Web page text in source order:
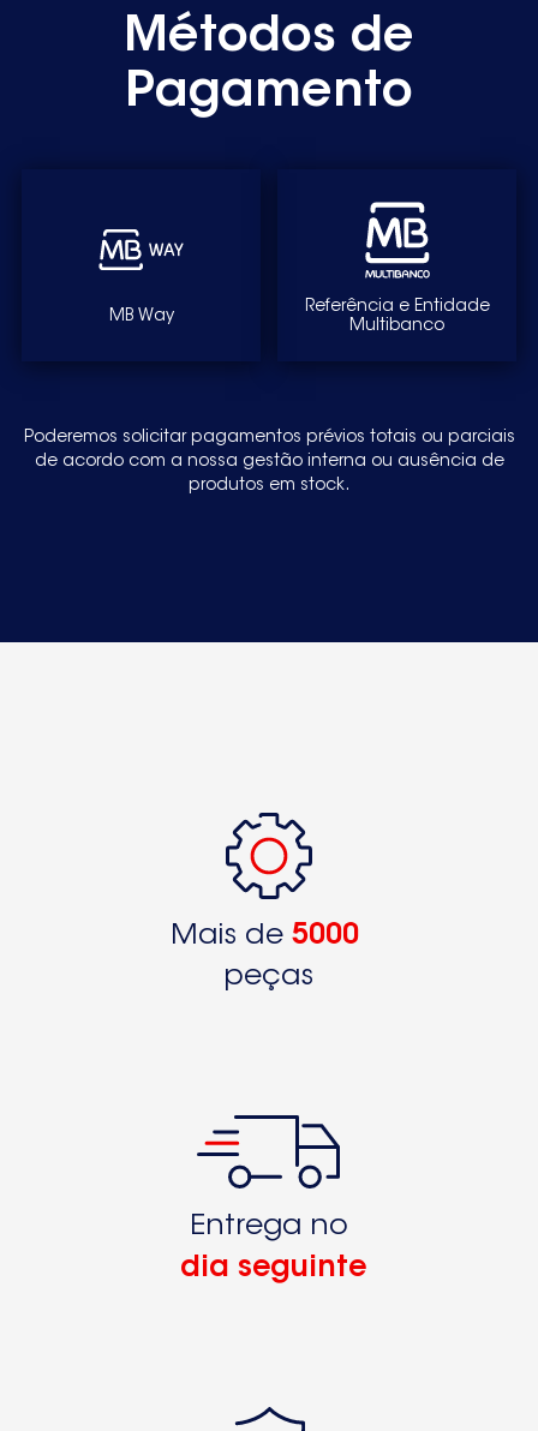
Métodos de
Pagamento
MB Way
Referência e Entidade
Multibanco
Poderemos solicitar pagamentos prévios totais ou parciais
de acordo com a nossa gestão interna ou ausência de
produtos em stock.
Mais de 5000
peças
Entrega no
dia seguinte